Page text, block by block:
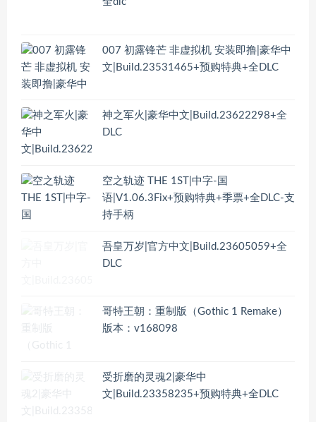
007 初露锋芒 非虚拟机 安装即撸|豪华中
文|Build.23531465+预购特典+全DLC
神之军火|豪华中文|Build.23622298+全
DLC
空之轨迹 THE 1ST|中字-国
语|V1.06.3Fix+预购特典+季票+全DLC-支
持手柄
吾皇万岁|官方中文|Build.23605059+全
DLC
哥特王朝：重制版（Gothic 1 Remake）
版本：v168098
受折磨的灵魂2|豪华中
文|Build.23358235+预购特典+全DLC